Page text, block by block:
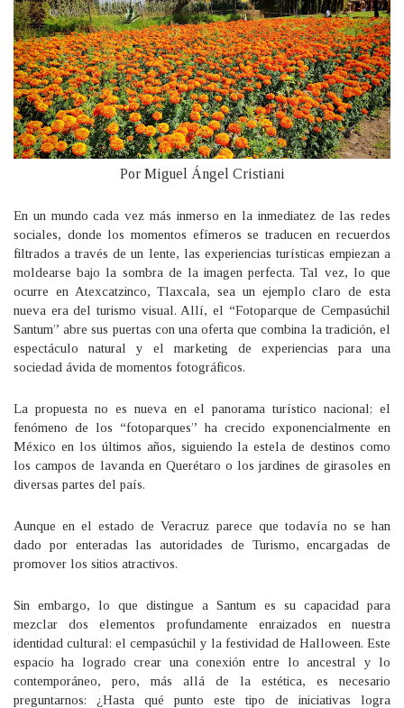
Por Miguel Ángel Cristiani
En un mundo cada vez más inmerso en la inmediatez de las redes
sociales, donde los momentos efímeros se traducen en recuerdos
filtrados a través de un lente, las experiencias turísticas empiezan a
moldearse bajo la sombra de la imagen perfecta. Tal vez, lo que
ocurre en Atexcatzinco, Tlaxcala, sea un ejemplo claro de esta
nueva era del turismo visual. Allí, el “Fotoparque de Cempasúchil
Santum” abre sus puertas con una oferta que combina la tradición, el
espectáculo natural y el marketing de experiencias para una
sociedad ávida de momentos fotográficos.
La propuesta no es nueva en el panorama turístico nacional; el
fenómeno de los “fotoparques” ha crecido exponencialmente en
México en los últimos años, siguiendo la estela de destinos como
los campos de lavanda en Querétaro o los jardines de girasoles en
diversas partes del país.
Aunque en el estado de Veracruz parece que todavía no se han
dado por enteradas las autoridades de Turismo, encargadas de
promover los sitios atractivos.
Sin embargo, lo que distingue a Santum es su capacidad para
mezclar dos elementos profundamente enraizados en nuestra
identidad cultural: el cempasúchil y la festividad de Halloween. Este
espacio ha logrado crear una conexión entre lo ancestral y lo
contemporáneo, pero, más allá de la estética, es necesario
preguntarnos: ¿Hasta qué punto este tipo de iniciativas logra